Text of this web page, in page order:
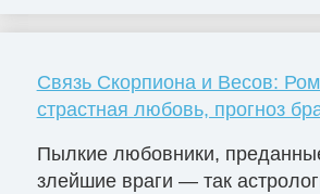
Связь Скорпиона и Весов:
страстная любовь, прогноз
Пылкие любовники,
злейшие враги — так